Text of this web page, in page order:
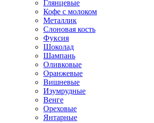
Глянцевые
Кофе с молоком
Металлик
Слоновая кость
Фуксия
Шоколад
Шампань
Оливковые
Оранжевые
Вишневые
Изумрудные
Венге
Ореховые
Янтарные